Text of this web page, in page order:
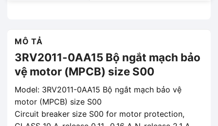
MÔ TẢ
3RV2011-0AA15 Bộ ngắt mạch bảo
vệ motor (MPCB) size S00
Model: 3RV2011-0AA15 Bộ ngắt mạch bảo vệ
motor (MPCB) size S00
Circuit breaker size S00 for motor protection,